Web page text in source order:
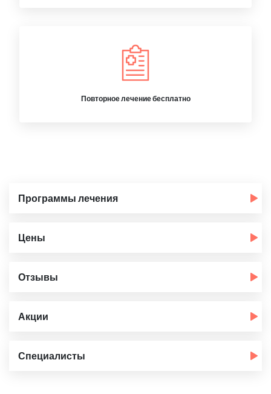
Повторное лечение бесплатно
Программы лечения
Цены
Отзывы
Акции
Специалисты